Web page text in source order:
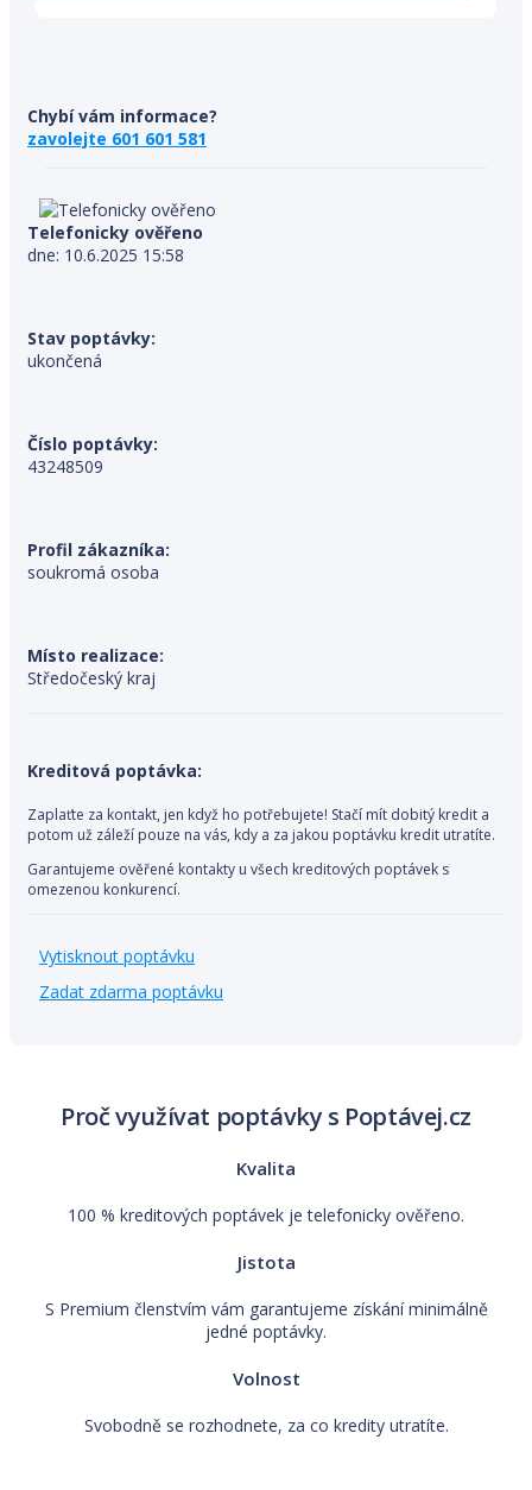
Chybí vám informace?
zavolejte 601 601 581
Telefonicky ověřeno
dne: 10.6.2025 15:58
Stav poptávky:
ukončená
Číslo poptávky:
43248509
Profil zákazníka:
soukromá osoba
Místo realizace:
Středočeský kraj
Kreditová poptávka:
Zaplaťte za kontakt, jen když ho potřebujete! Stačí mít dobitý kredit a
potom už záleží pouze na vás, kdy a za jakou poptávku kredit utratíte.
Garantujeme ověřené kontakty u všech kreditových poptávek s
omezenou konkurencí.
Vytisknout poptávku
Zadat zdarma poptávku
Proč využívat poptávky s Poptávej.cz
Kvalita
100 % kreditových poptávek je telefonicky ověřeno.
Jistota
S Premium členstvím vám garantujeme získání minimálně
jedné poptávky.
Volnost
Svobodně se rozhodnete, za co kredity utratíte.